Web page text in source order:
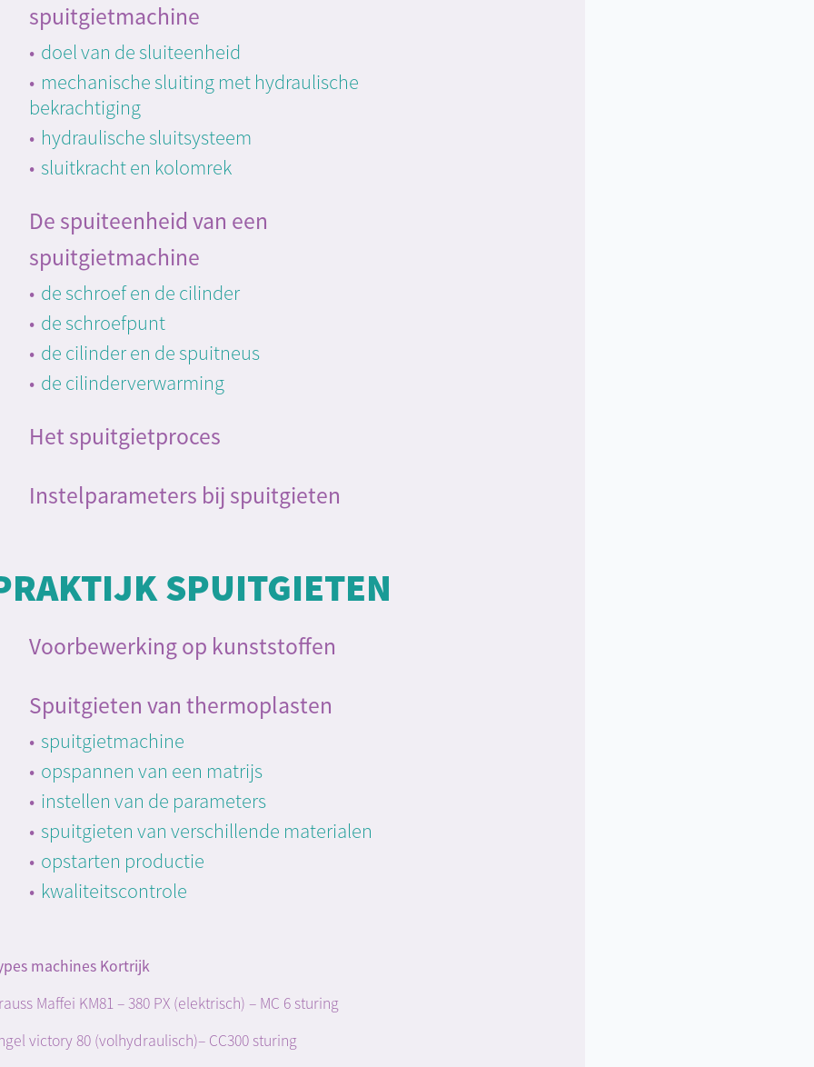
spuitgietmachine
doel van de sluiteenheid
mechanische sluiting met hydraulische
bekrachtiging
hydraulische sluitsysteem
sluitkracht en kolomrek
De spuiteenheid van een
spuitgietmachine
de schroef en de cilinder
de schroefpunt
de cilinder en de spuitneus
de cilinderverwarming
Het spuitgietproces
Instelparameters bij spuitgieten
SPUITGIETEN
Voorbewerking op kunststoffen
Spuitgieten van thermoplasten
spuitgietmachine
opspannen van een matrijs
instellen van de parameters
spuitgieten van verschillende materialen
opstarten productie
kwaliteitscontrole
machines Kortrijk
Maffei KM81 – 380 PX (elektrisch) – MC 6 sturing
victory 80 (volhydraulisch)– CC300 sturing